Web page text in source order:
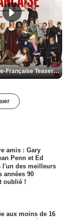
De la Comédie-Française Teaser VF
amis : Gary
Penn et Ed
l'un des meilleurs
années 90
oublié !
aux moins de 16